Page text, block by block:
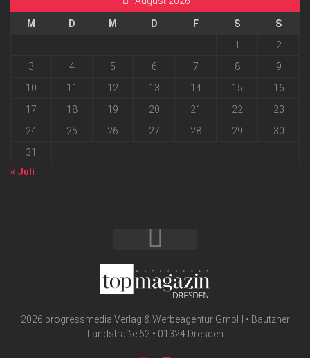
M D M D F S
S
1
2
3
4 5 6 7 8
9
10
11 12 13 14 15
16
17
18 19 20 21 22
23
24
25 26 27 28 29
30
31
« Juli
2026 progressmedia Verlag & Werbeagentur GmbH • Bautzner
Landstraße 62 • 01324 Dresden